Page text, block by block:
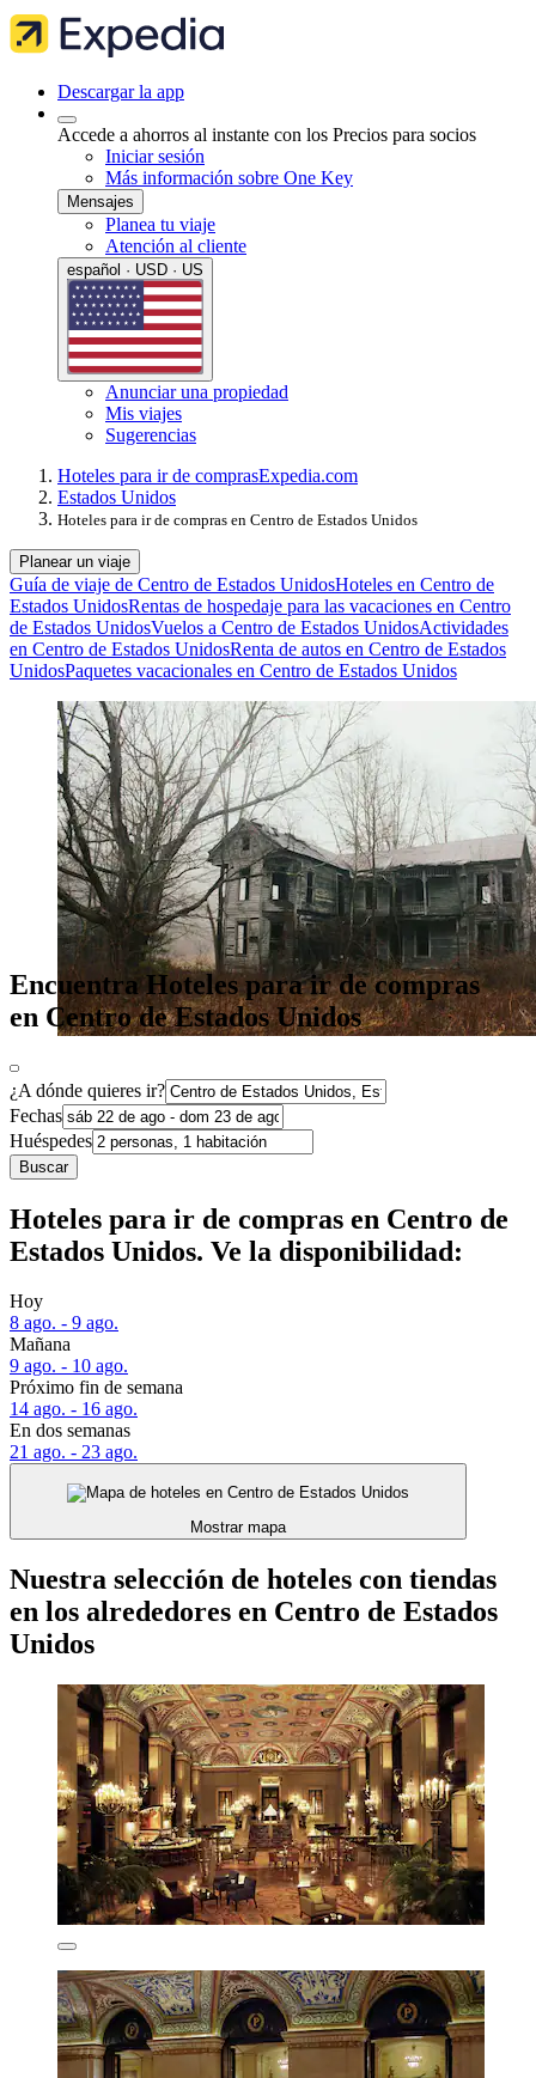
Descargar la app
Accede a ahorros al instante con los Precios para socios
Iniciar sesión
Más información sobre One Key
Mensajes
Planea tu viaje
Atención al cliente
español · USD · US
Anunciar una propiedad
Mis viajes
Sugerencias
Hoteles para ir de comprasExpedia.com
Estados Unidos
Hoteles para ir de compras en Centro de Estados Unidos
Planear un viaje
Guía de viaje de Centro de Estados UnidosHoteles en Centro de
Estados UnidosRentas de hospedaje para las vacaciones en Centro
de Estados UnidosVuelos a Centro de Estados UnidosActividades
en Centro de Estados UnidosRenta de autos en Centro de Estados
UnidosPaquetes vacacionales en Centro de Estados Unidos
Encuentra Hoteles para ir de compras
en Centro de Estados Unidos
¿A dónde quieres ir?
Fechas
Huéspedes
Buscar
Hoteles para ir de compras en Centro de
Estados Unidos. Ve la disponibilidad:
Hoy
8 ago. - 9 ago.
Mañana
9 ago. - 10 ago.
Próximo fin de semana
14 ago. - 16 ago.
En dos semanas
21 ago. - 23 ago.
Mostrar mapa
Nuestra selección de hoteles con tiendas
en los alrededores en Centro de Estados
Unidos